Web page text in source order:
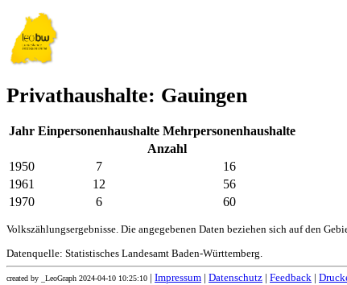
Privathaushalte: Gauingen
Jahr Einpersonenhaushalte Mehrpersonenhaushalte
Anzahl
1950
7
16
1961
12
56
1970
6 60
Volkszählungsergebnisse. Die angegebenen Daten beziehen sich auf den
Datenquelle: Statistisches Landesamt Baden-Württemberg.
created by _LeoGraph 2024-04-10 10:25:10 Impressum Datenschutz Feedback